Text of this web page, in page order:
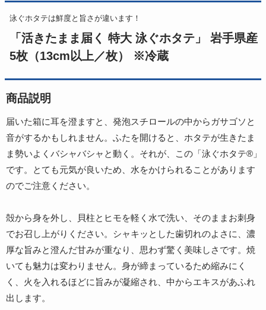
泳ぐホタテは鮮度と旨さが違います！
「活きたまま届く 特大 泳ぐホタテ」 岩手県産
5枚（13cm以上／枚） ※冷蔵
商品説明
届いた箱に耳を澄ますと、発泡スチロールの中からガサゴソと
音がするかもしれません。ふたを開けると、ホタテが生きたま
ま勢いよくバシャバシャと動く。それが、この「泳ぐホタテ®」
です。とても元気が良いため、水をかけられることがあります
のでご注意ください。
殻から身を外し、貝柱とヒモを軽く水で洗い、そのままお刺身
でお召し上がりください。シャキッとした歯切れのよさに、濃
厚な旨みと澄んだ甘みが重なり、思わず驚く美味しさです。焼
いても魅力は変わりません。身が締まっているため縮みにく
く、火を入れるほどに旨みが凝縮され、中からエキスがあふれ
出します。